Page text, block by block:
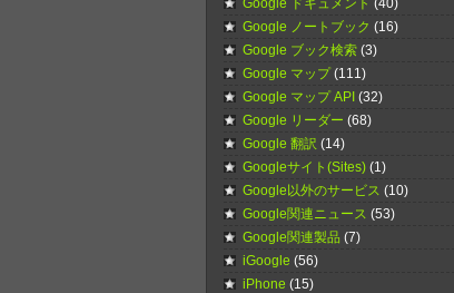
Google ドキュメント (40)
Google ノートブック (16)
Google ブック検索 (3)
Google マップ(111)
Google マップ API (32)
Google リーダー (68)
Google 翻訳 (14)
Googleサイト(Sites) (1)
Google以外のサービス (10)
Google関連ニュース (53)
Google関連製品 (7)
iGoogle (56)
iPhone (15)